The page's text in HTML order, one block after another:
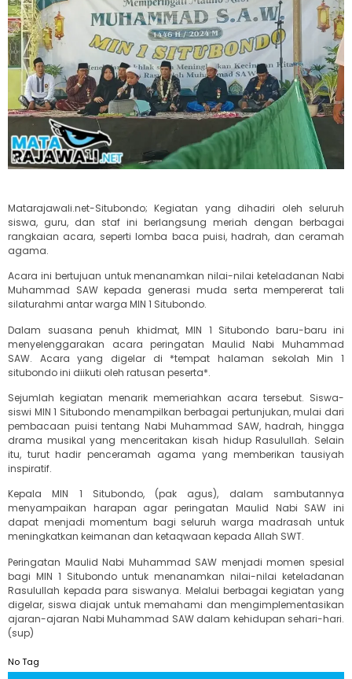
Matarajawali.net-Situbondo; Kegiatan yang dihadiri oleh seluruh
siswa, guru, dan staf ini berlangsung meriah dengan berbagai
rangkaian acara, seperti lomba baca puisi, hadrah, dan ceramah
agama.
Acara ini bertujuan untuk menanamkan nilai-nilai keteladanan Nabi
Muhammad SAW kepada generasi muda serta mempererat tali
silaturahmi antar warga MIN 1 Situbondo.
Dalam suasana penuh khidmat, MIN 1 Situbondo baru-baru ini
menyelenggarakan acara peringatan Maulid Nabi Muhammad
SAW. Acara yang digelar di *tempat halaman sekolah Min 1
situbondo ini diikuti oleh ratusan peserta*.
Sejumlah kegiatan menarik memeriahkan acara tersebut. Siswa-
siswi MIN 1 Situbondo menampilkan berbagai pertunjukan, mulai dari
pembacaan puisi tentang Nabi Muhammad SAW, hadrah, hingga
drama musikal yang menceritakan kisah hidup Rasulullah. Selain
itu, turut hadir penceramah agama yang memberikan tausiyah
inspiratif.
Kepala MIN 1 Situbondo, (pak agus), dalam sambutannya
menyampaikan harapan agar peringatan Maulid Nabi SAW ini
dapat menjadi momentum bagi seluruh warga madrasah untuk
meningkatkan keimanan dan ketaqwaan kepada Allah SWT.
Peringatan Maulid Nabi Muhammad SAW menjadi momen spesial
bagi MIN 1 Situbondo untuk menanamkan nilai-nilai keteladanan
Rasulullah kepada para siswanya. Melalui berbagai kegiatan yang
digelar, siswa diajak untuk memahami dan mengimplementasikan
ajaran-ajaran Nabi Muhammad SAW dalam kehidupan sehari-hari.
(sup)
No Tag